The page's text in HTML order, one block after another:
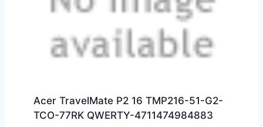
Acer TravelMate P2 16 TMP216-51-G2-
TCO-77RK QWERTY-4711474984883